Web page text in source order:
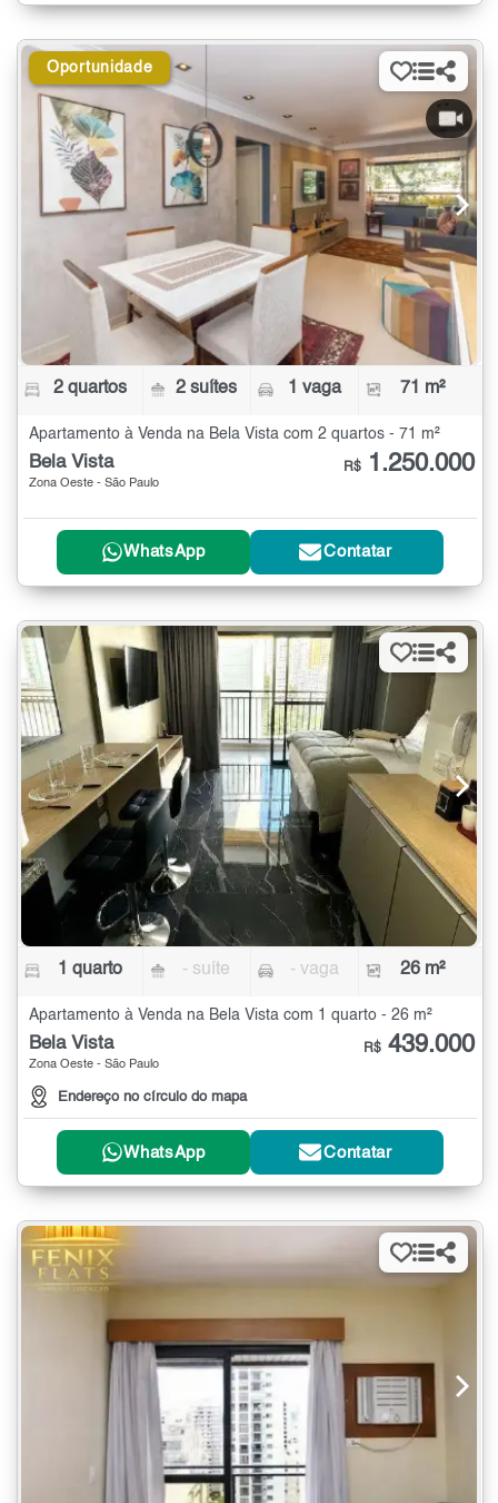
Oportunidade
2 quartos 2 suítes 1 vaga 71 m²
Apartamento à Venda na Bela Vista com 2 quartos - 71 m²
Bela Vista
Zona Oeste - São Paulo
R$ 1.250.000
WhatsApp Contatar
1 quarto - suíte - vaga 26 m²
Apartamento à Venda na Bela Vista com 1 quarto - 26 m²
Bela Vista
Zona Oeste - São Paulo
Endereço no círculo do mapa
R$ 439.000
WhatsApp Contatar